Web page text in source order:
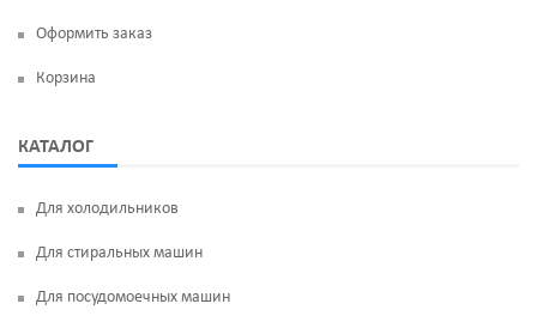
Оформить заказ
Корзина
КАТАЛОГ
Для холодильников
Для стиральных машин
Для посудомоечных машин